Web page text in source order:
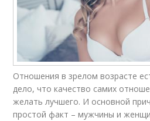
Отношения в зрелом возрасте
дело, что качество самих
желать лучшего. И основной
простой факт – мужчины и